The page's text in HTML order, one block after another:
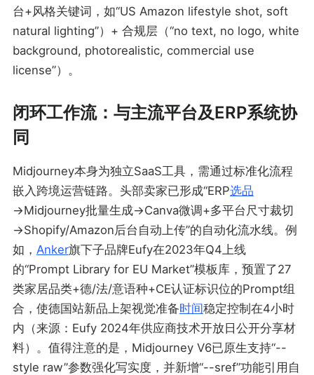
台+风格关键词，如“US Amazon lifestyle shot, soft
natural lighting”）+ 合规层（“no text, no logo, white
background, photorealistic, commercial use
license”）。
闭环工作流：与主流平台及ERP系统协
同
Midjourney本身为独立SaaS工具，需通过标准化流程
嵌入跨境运营链路。头部卖家已形成“ERP选品
→Midjourney批量生成→Canva微调+多平台尺寸裁切
→Shopify/Amazon后台自动上传”的自动化流水线。例
如， Anker旗下子品牌Eufy在2023年Q4上线
的“Prompt Library for EU Market”模板库，预置了27
类家居品类+德/法/意语种+CE认证标识位的Prompt组
合，使德国站新品上架视觉准备时间稳定控制在4小时
内（来源：Eufy 2024年供应商技术开放日公开分享材
料）。值得注意的是，Midjourney V6已原生支持“--
style raw”参数强化写实度，并新增“--sref”功能引用自